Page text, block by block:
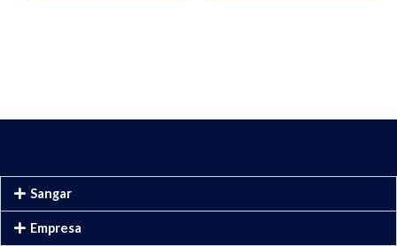
Sangar
Empresa